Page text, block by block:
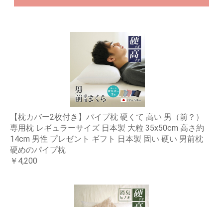
【枕カバー2枚付き】パイプ枕 硬くて 高い 男（前？）
専用枕 レギュラーサイズ 日本製 大粒 35x50cm 高さ約
14cm 男性 プレゼント ギフト 日本製 固い 硬い 男前枕
硬めのパイプ枕
￥4,200